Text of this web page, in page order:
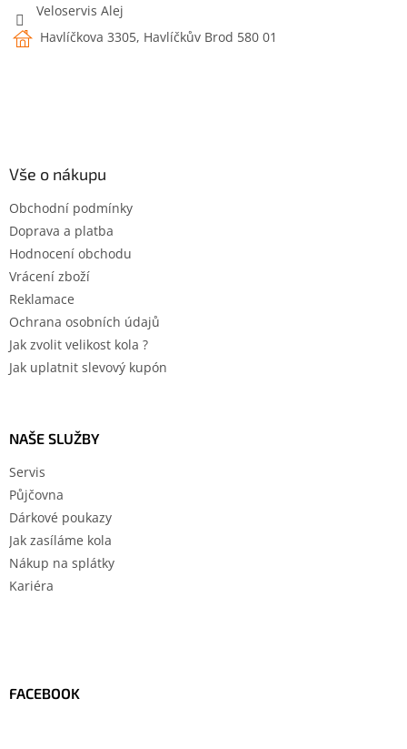
Veloservis Alej
Havlíčkova 3305, Havlíčkův Brod 580 01
Vše o nákupu
Obchodní podmínky
Doprava a platba
Hodnocení obchodu
Vrácení zboží
Reklamace
Ochrana osobních údajů
Jak zvolit velikost kola ?
Jak uplatnit slevový kupón
NAŠE SLUŽBY
Servis
Půjčovna
Dárkové poukazy
Jak zasíláme kola
Nákup na splátky
Kariéra
FACEBOOK